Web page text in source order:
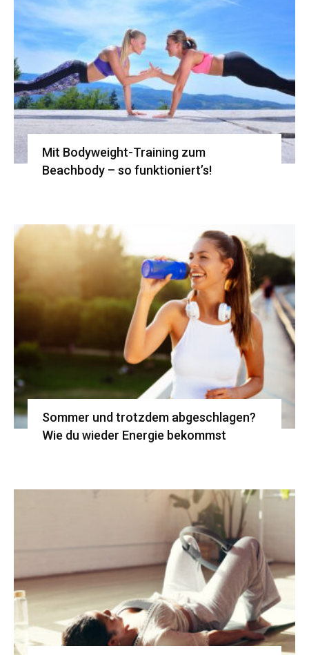
Mit Bodyweight-Training zum
Beachbody – so funktioniert’s!
Sommer und trotzdem abgeschlagen?
Wie du wieder Energie bekommst